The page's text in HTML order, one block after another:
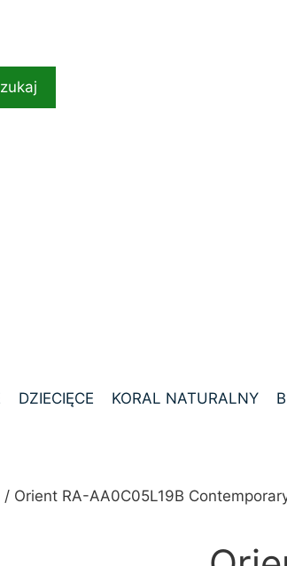
DZIECIĘCE KORAL NATURALNY
/ Orient RA-AA0C05L19B